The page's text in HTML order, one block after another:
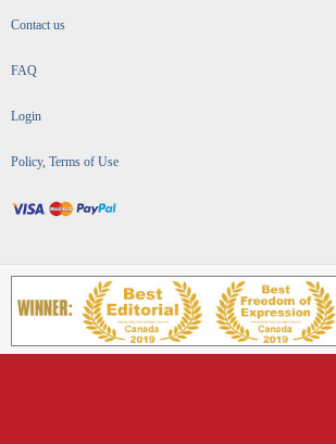
Contact us
FAQ
Login
Policy, Terms of Use